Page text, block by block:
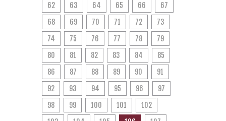
62
63 64 65 66
67
68
69 70 71 72
73
74
75 76 77 78
79
80
81 82 83 84
85
86
87 88 89 90
91
92
93 94 95 96
97
98
99 100 101
102